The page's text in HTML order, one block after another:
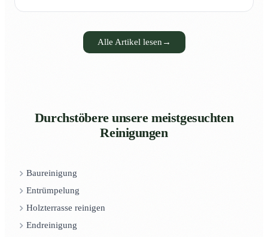
Alle Artikel lesen →
Durchstöbere unsere meistgesuchten
Reinigungen
Baureinigung
Entrümpelung
Holzterrasse reinigen
Endreinigung